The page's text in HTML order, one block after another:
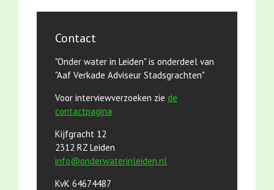
Contact
"Onder water in Leiden" is onderdeel van
"Aaf Verkade Adviseur Stadsgrachten"
Voor interviewverzoeken zie de
contactpagina
Kijfgracht 12
2312 RZ Leiden
info@onderwaterinleiden.nl
KvK 64674487